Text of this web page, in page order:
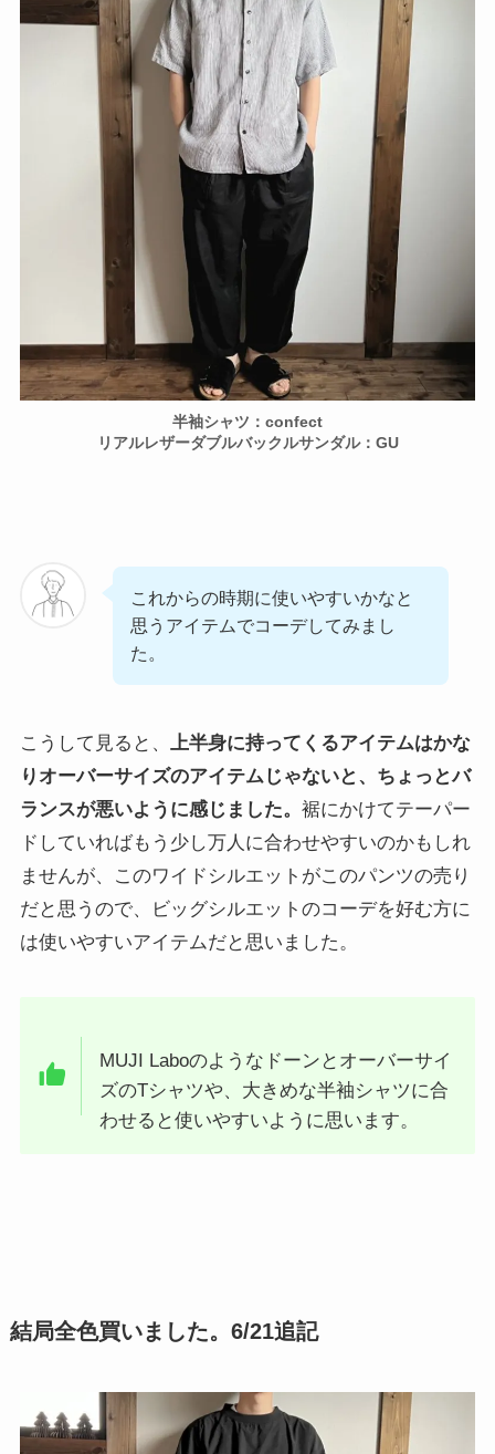
半袖シャツ：confect
リアルレザーダブルバックルサンダル：GU
これからの時期に使いやすいかなと
思うアイテムでコーデしてみまし
た。
こうして見ると、 上半身に持ってくるアイテムはかな
りオーバーサイズのアイテムじゃないと、ちょっとバ
ランスが悪いように感じました。 裾にかけてテーパー
ドしていればもう少し万人に合わせやすいのかもしれ
ませんが、このワイドシルエットがこのパンツの売り
だと思うので、ビッグシルエットのコーデを好む方に
は使いやすいアイテムだと思いました。
MUJI Laboのようなドーンとオーバーサイ
ズのTシャツや、大きめな半袖シャツに合
わせると使いやすいように思います。
結局全色買いました。6/21追記